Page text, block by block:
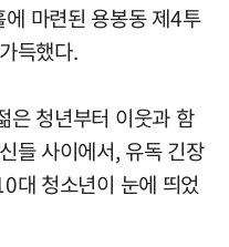
마련된 용봉동 제4투
득했다.
은 청년부터 이웃과 함
들 사이에서, 유독 긴장
대 청소년이 눈에 띄었